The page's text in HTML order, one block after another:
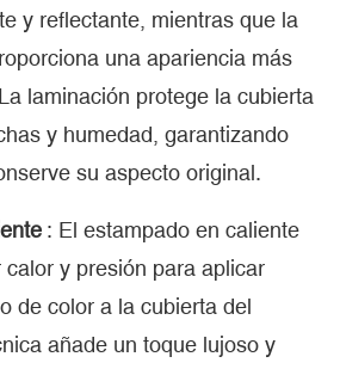
y reflectante, mientras que la
una apariencia más
laminación protege la cubierta
y humedad, garantizando
su aspecto original.
: El estampado en caliente
y presión para aplicar
de color a la cubierta del
añade un toque lujoso y